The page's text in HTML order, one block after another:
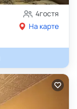
4гостя
На карте